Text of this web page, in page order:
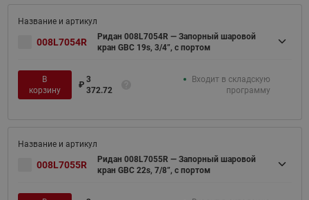
008L7054R
Ридан 008L7054R — Запорный шаровой
кран GBC 19s, 3/4”, с портом
В
корзину
₽
3
372.72
Входит в складскую
программу
008L7055R
Ридан 008L7055R — Запорный шаровой
кран GBC 22s, 7/8”, с портом